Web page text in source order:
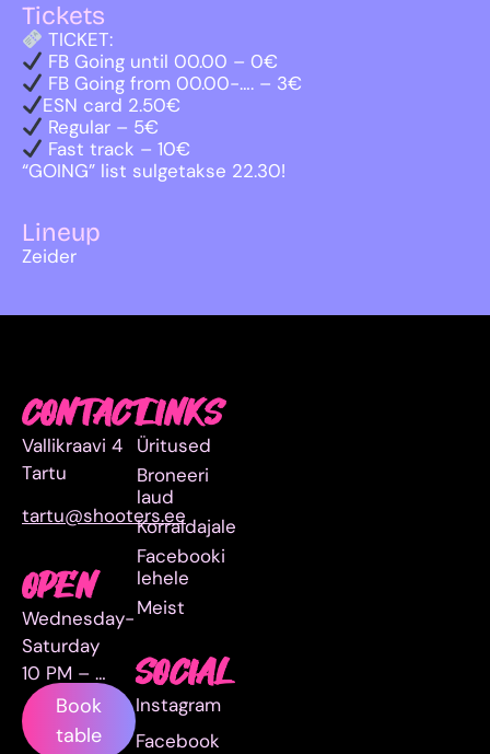
Tickets
TICKET:
FB Going until 00.00 – 0€
FB Going from 00.00-…. – 3€
ESN card 2.50€
Regular – 5€
Fast track – 10€
“GOING” list sulgetakse 22.30!
Lineup
Zeider
CONTACT
Vallikraavi 4
Tartu
tartu@shooters.ee
OPEN
Wednesday-
Saturday
10 PM – …
Book
table
LINKS
Üritused
Broneeri
laud
Korraldajale
Facebooki
lehele
Meist
SOCIAL
Instagram
Facebook